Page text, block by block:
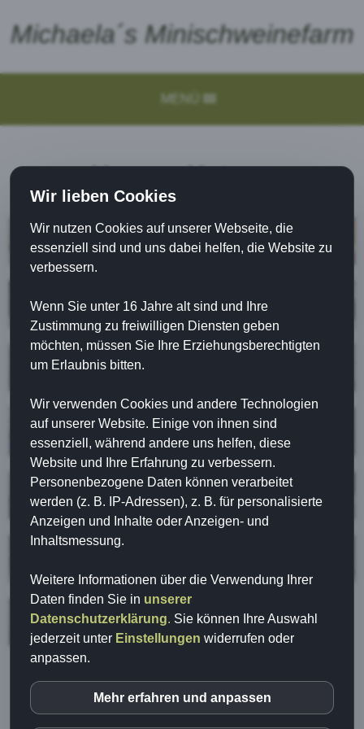
Michaela´s Minischweinefarm
MENÜ
Unsere Katzen
Wir lieben Cookies
Wir nutzen Cookies auf unserer Webseite, die
essenziell sind und uns dabei helfen, die Website zu
verbessern.
Wenn Sie unter 16 Jahre alt sind und Ihre
Zustimmung zu freiwilligen Diensten geben
möchten, müssen Sie Ihre Erziehungsberechtigten
um Erlaubnis bitten.
Wir verwenden Cookies und andere Technologien
auf unserer Website. Einige von ihnen sind
essenziell, während andere uns helfen, diese
Website und Ihre Erfahrung zu verbessern.
Personenbezogene Daten können verarbeitet
werden (z. B. IP-Adressen), z. B. für personalisierte
Anzeigen und Inhalte oder Anzeigen- und
Inhaltsmessung.
Weitere Informationen über die Verwendung Ihrer
Daten finden Sie in unserer
Datenschutzerklärung. Sie können Ihre Auswahl
jederzeit unter Einstellungen widerrufen oder
anpassen.
inCMS
Mehr erfahren und anpassen